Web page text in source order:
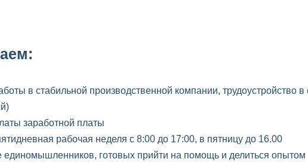
в стабильной производственной компании, трудоустройство
заработной платы
рабочая неделя с 8:00 до 17:00, в пятницу до 16.00
единомышленников, готовых прийти на помощь и делиться опытом